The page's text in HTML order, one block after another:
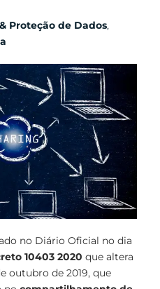
Proteção de Dados,
no Diário Oficial no dia
10403 2020 que altera
outubro de 2019, que